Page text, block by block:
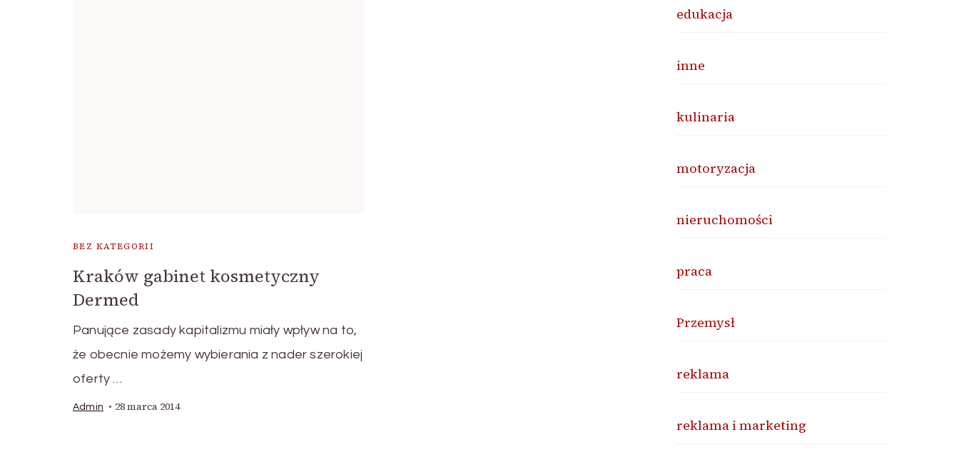
BEZ KATEGORII
Kraków gabinet kosmetyczny
Dermed
Panujące zasady kapitalizmu miały wpływ na to,
że obecnie możemy wybierania z nader szerokiej
oferty …
Admin 28 marca 2014
edukacja
inne
kulinaria
motoryzacja
nieruchomości
praca
Przemysł
reklama
reklama i marketing